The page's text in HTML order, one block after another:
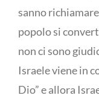
sanno
popolo si
non ci sono
Israele viene in
Dio” e allora